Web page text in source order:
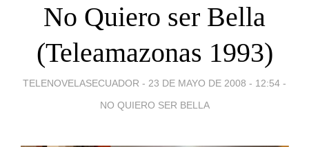
No Quiero ser Bella
(Teleamazonas 1993)
TELENOVELASECUADOR - 23 DE MAYO DE 2008 - 12:54 -
NO QUIERO SER BELLA